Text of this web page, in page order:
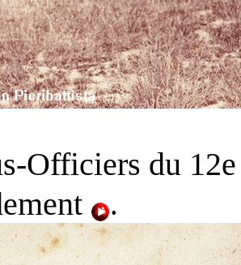
Officiers du
.